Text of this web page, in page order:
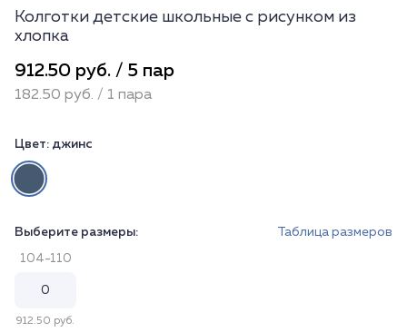
Колготки детские школьные с рисунком из
хлопка
912.50 руб. / 5 пар
182.50 руб. / 1 пара
Цвет: джинс
Выберите размеры: Таблица размеров
104-110
912.50 руб.